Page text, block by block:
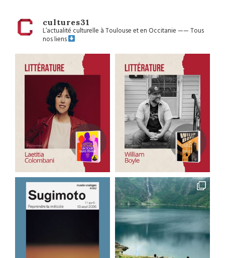
cultures31
L’actualité culturelle à Toulouse et en Occitanie——Tous
nos liens